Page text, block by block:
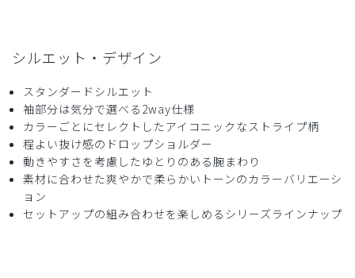
地球防衛軍様
購入確認済み
年齢: 60代 身長: 166-170cm 体重:
夏の間の診療の際に着用することにしました。今回は2着目
ですが1着目は初めて横浜の実店舗にうかがい試着しまし
た。スクラブも微妙にデザインが異なり、試着してよかった
と思います。襟ぐりがやや大きく、私はVネックのシャツを
シルエット・デザイン
スタンダードシルエット
袖部分は気分で選べる2way仕様
カラーごとにセレクトしたアイコニックなストライプ柄
程よい抜け感のドロップショルダー
動きやすさを考慮したゆとりのある腕まわり
素材に合わせた爽やかで柔らかいトーンのカラーバリエーシ
ョン
セットアップの組み合わせを楽しめるシリーズラインナップ